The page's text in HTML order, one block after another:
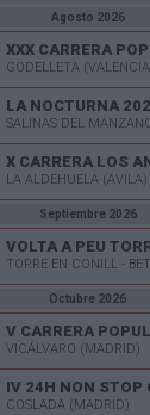
Agosto 2026
GODELLETA
LA NOCTURNA
SALINAS DEL
X CARRERA LOS
LA ALDEHUELA (AVILA)
Septiembre 2026
VOLTA A PEU
TORRE EN CONILL -
Octubre 2026
VICÁLVARO (MADRID)
IV 24H NON STOP
COSLADA (MADRID)